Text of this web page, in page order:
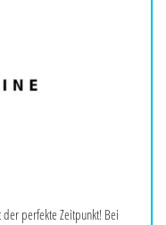
der perfekte Zeitpunkt! Bei